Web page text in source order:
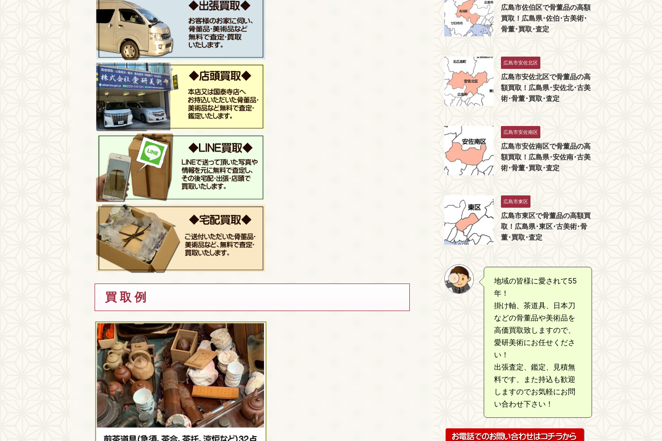
買 取 例
広島市佐伯区で骨董品の高額
買取！広島県･佐伯･古美術･
骨董･買取･査定
広島市安佐北区
広島市安佐北区で骨董品の高
額買取！広島県･安佐北･古美
術･骨董･買取･査定
広島市安佐南区
広島市安佐南区で骨董品の高
額買取！広島県･安佐南･古美
術･骨董･買取･査定
広島市東区
広島市東区で骨董品の高額買
取！広島県･東区･古美術･骨
董･買取･査定
地域の皆様に愛されて55
年！
掛け軸、茶道具、日本刀
などの骨董品や美術品を
高価買取致しますので、
愛研美術にお任せくださ
い！
出張査定、鑑定、見積無
料です、また持込も歓迎
しますのでお気軽にお問
い合わせ下さい！